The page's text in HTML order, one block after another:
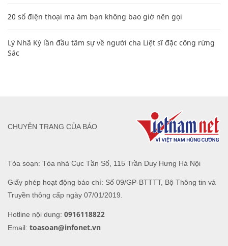
20 số điện thoại ma ám bạn không bao giờ nên gọi
Lý Nhã Kỳ lần đầu tâm sự về người cha Liệt sĩ đặc công rừng
Sác
Tòa soạn: Tòa nhà Cục Tần Số, 115 Trần Duy Hưng Hà Nội
Giấy phép hoạt động báo chí: Số 09/GP-BTTTT, Bộ Thông tin và
Truyền thông cấp ngày 07/01/2019.
Hotline nội dung: 0916118822
Email: toasoan@infonet.vn
CHUYÊN TRANG CỦA BÁO